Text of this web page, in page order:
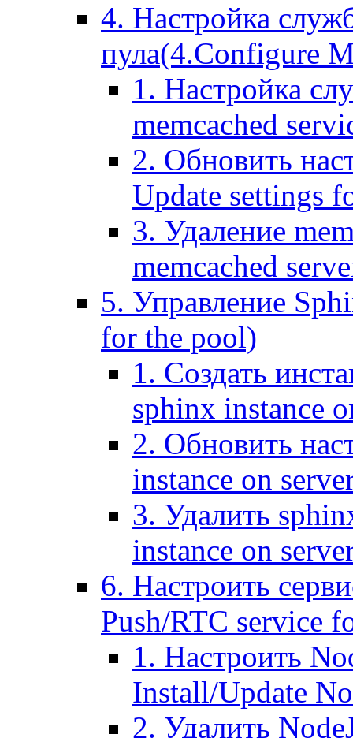
4. Настройка
пула(4.Configure
1. Настройка
memcached
2. Обновить
Update settings
3. Удаление
memcached
5. Управление
for the pool)
1. Создать
sphinx instance
2. Обновить
instance on
3. Удалить
instance on
6. Настроить
Push/RTC service
1. Настроить
Install/Update
2. Удалить